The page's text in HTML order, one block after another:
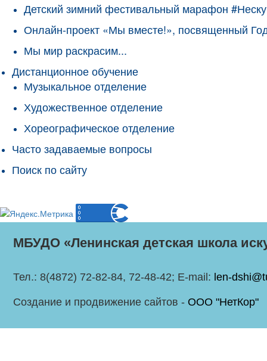
Детский зимний фестивальный марафон
Онлайн-проект «Мы вместе!», посвященный
Мы мир раскрасим...
Дистанционное обучение
Музыкальное отделение
Художественное отделение
Хореографическое отделение
Часто задаваемые вопросы
Поиск по сайту
МБУДО «Ленинская детская школа
Тел.: 8(4872) 72-82-84, 72-48-42; E-mail: len-
Создание и продвижение сайтов - ООО "НетКор"